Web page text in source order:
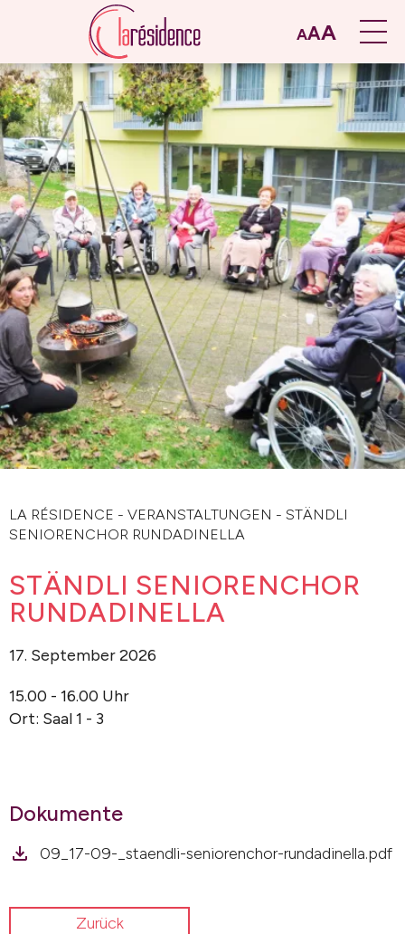
AAA
LA RÉSIDENCE - VERANSTALTUNGEN - STÄNDLI
SENIORENCHOR RUNDADINELLA
STÄNDLI SENIORENCHOR
RUNDADINELLA
17. September 2026
15.00 - 16.00 Uhr
Ort: Saal 1 - 3
Dokumente
09_17-09-_staendli-seniorenchor-rundadinella.pdf
Zurück